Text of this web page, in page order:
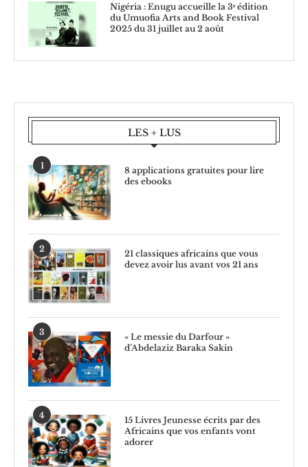
Nigéria : Enugu accueille la 3ᵉ édition
du Umuofia Arts and Book Festival
2025 du 31 juillet au 2 août
LES + LUS
1
8 applications gratuites pour lire
des ebooks
2
21 classiques africains que vous
devez avoir lus avant vos 21 ans
3
« Le messie du Darfour »
d’Abdelaziz Baraka Sakin
4
15 Livres Jeunesse écrits par des
Africains que vos enfants vont
adorer